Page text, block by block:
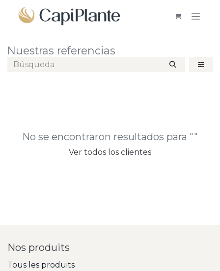
Nuestras referencias
No se encontraron resultados para ""
Ver todos los clientes
Nos produits
Tous les produits